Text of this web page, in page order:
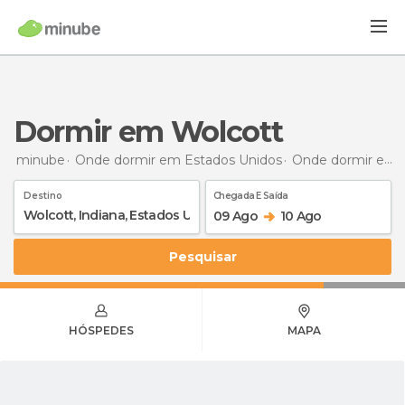
Dormir em Wolcott
minube Onde dormir em Estados Unidos Onde dormir em Indiana
Destino Chegada E Saída
09 Ago 10 Ago
Pesquisar
HÓSPEDES MAPA